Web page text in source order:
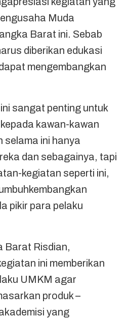
Muda
Barat ini. Sebab
diberikan edukasi
mengembangkan
sangat penting untuk
kawan-kawan
selama ini hanya
dan sebagainya, tapi
kegiatan seperti ini,
pikir para pelaku
Barat Risdian,
ini memberikan
UMKM agar
produk –
yang